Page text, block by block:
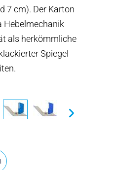
7 cm). Der Karton
Hebelmechanik
als herkömmliche
Spiegel